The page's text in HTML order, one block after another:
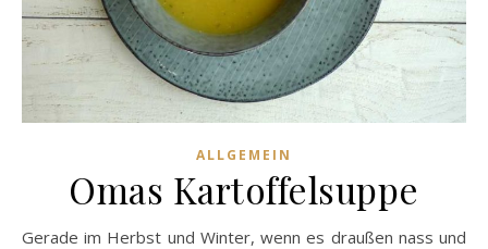
ALLGEMEIN
Omas Kartoffelsuppe
Gerade im Herbst und Winter, wenn es draußen nass und